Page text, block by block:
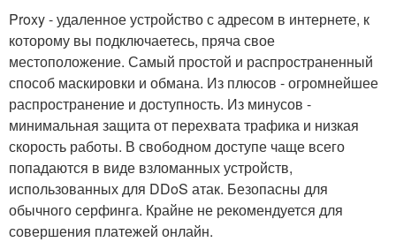
Proxy - удаленное устройство с адресом в интернете, к
которому вы подключаетесь, пряча свое
местоположение. Самый простой и распространенный
способ маскировки и обмана. Из плюсов - огромнейшее
распространение и доступность. Из минусов -
минимальная защита от перехвата трафика и низкая
скорость работы. В свободном доступе чаще всего
попадаются в виде взломанных устройств,
использованных для DDoS атак. Безопасны для
обычного серфинга. Крайне не рекомендуется для
совершения платежей онлайн.